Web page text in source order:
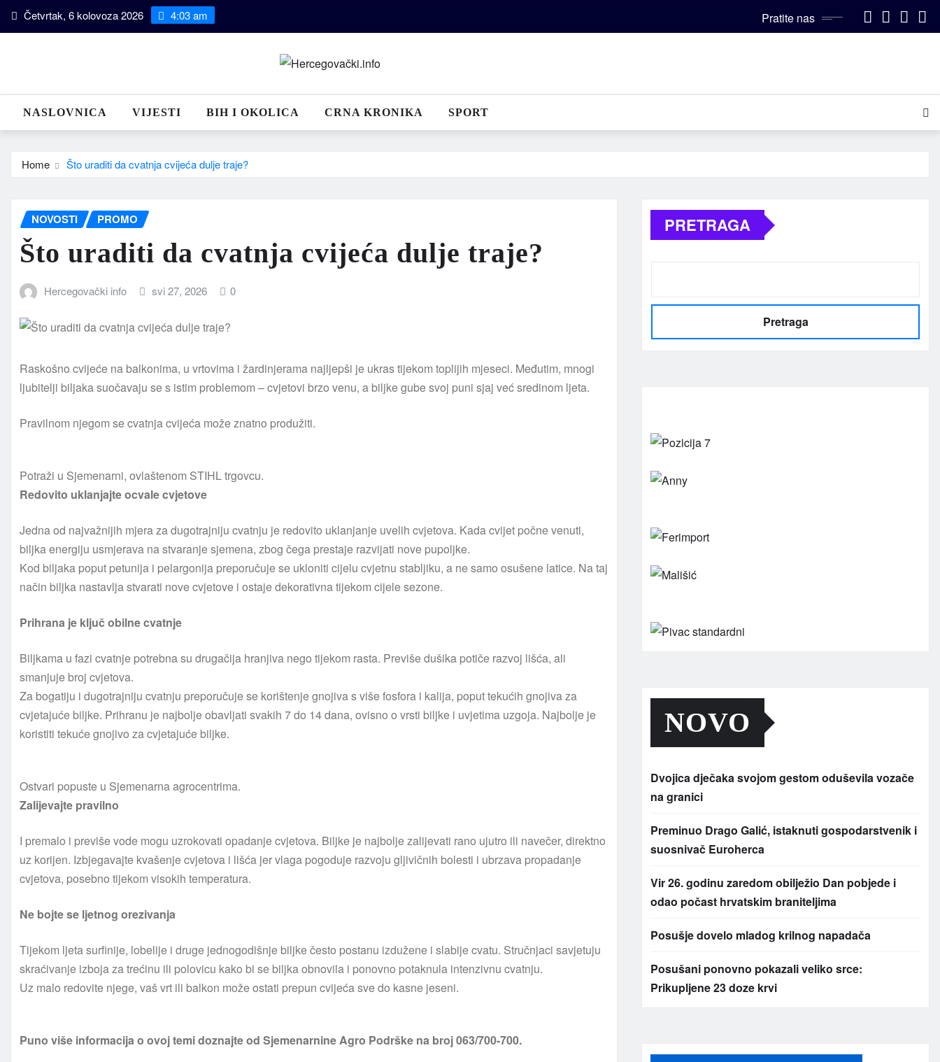
Skip Četvrtak, 6 kolovoza 2026 4:03 am Pratite nas
NASLOVNICA VIJESTI BIH I OKOLICA CRNA KRONIKA SPORT
Home Što uraditi da cvatnja cvijeća dulje traje?
NOVOSTI PROMO
Što uraditi da cvatnja cvijeća dulje traje?
Hercegovački info svi 27, 2026 0
Raskošno cvijeće na balkonima, u vrtovima i žardinjerama najljepši je ukras tijekom toplijih mjeseci. Međutim, mnogi
ljubitelji biljaka suočavaju se s istim problemom – cvjetovi brzo venu, a biljke gube svoj puni sjaj već sredinom ljeta.
Pravilnom njegom se cvatnja cvijeća može znatno produžiti.
Potraži u Sjemenarni, ovlaštenom STIHL trgovcu.
Redovito uklanjajte ocvale cvjetove
Jedna od najvažnijih mjera za dugotrajniju cvatnju je redovito uklanjanje uvelih cvjetova. Kada cvijet počne venuti,
biljka energiju usmjerava na stvaranje sjemena, zbog čega prestaje razvijati nove pupoljke.
Kod biljaka poput petunija i pelargonija preporučuje se ukloniti cijelu cvjetnu stabljiku, a ne samo osušene latice. Na taj
način biljka nastavlja stvarati nove cvjetove i ostaje dekorativna tijekom cijele sezone.
Prihrana je ključ obilne cvatnje
Biljkama u fazi cvatnje potrebna su drugačija hranjiva nego tijekom rasta. Previše dušika potiče razvoj lišća, ali
smanjuje broj cvjetova.
Za bogatiju i dugotrajniju cvatnju preporučuje se korištenje gnojiva s više fosfora i kalija, poput tekućih gnojiva za
cvjetajuće biljke. Prihranu je najbolje obavljati svakih 7 do 14 dana, ovisno o vrsti biljke i uvjetima uzgoja. Najbolje je
koristiti tekuće gnojivo za cvjetajuće biljke.
Ostvari popuste u Sjemenarna agrocentrima.
Zalijevajte pravilno
I premalo i previše vode mogu uzrokovati opadanje cvjetova. Biljke je najbolje zalijevati rano ujutro ili navečer, direktno
uz korijen. Izbjegavajte kvašenje cvjetova i lišća jer vlaga pogoduje razvoju gljivičnih bolesti i ubrzava propadanje
cvjetova, posebno tijekom visokih temperatura.
Ne bojte se ljetnog orezivanja
Tijekom ljeta surfinije, lobelije i druge jednogodišnje biljke često postanu izdužene i slabije cvatu. Stručnjaci savjetuju
skraćivanje izboja za trećinu ili polovicu kako bi se biljka obnovila i ponovno potaknula intenzivnu cvatnju.
Uz malo redovite njege, vaš vrt ili balkon može ostati prepun cvijeća sve do kasne jeseni.
Puno više informacija o ovoj temi doznajte od Sjemenarnine Agro Podrške na broj 063/700-700.
PRETRAGA
Pretraga
NOVO
Dvojica dječaka svojom gestom oduševila vozače
na granici
Preminuo Drago Galić, istaknuti gospodarstvenik i
suosnivač Euroherca
Vir 26. godinu zaredom obilježio Dan pobjede i
odao počast hrvatskim braniteljima
Posušje dovelo mladog krilnog napadača
Posušani ponovno pokazali veliko srce:
Prikupljene 23 doze krvi